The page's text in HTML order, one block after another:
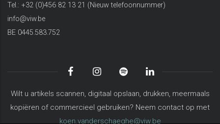
Tel.: +32 (0)456 82 13 21 (Nieuw telefoonnummer)
info@viw.be
BE 0445.583.752
Wilt u artikels scannen, digitaal opslaan, drukken, meermaals
kopiëren of commercieel gebruiken? Neem contact op met
koen.vanderschaeghe@viw.be